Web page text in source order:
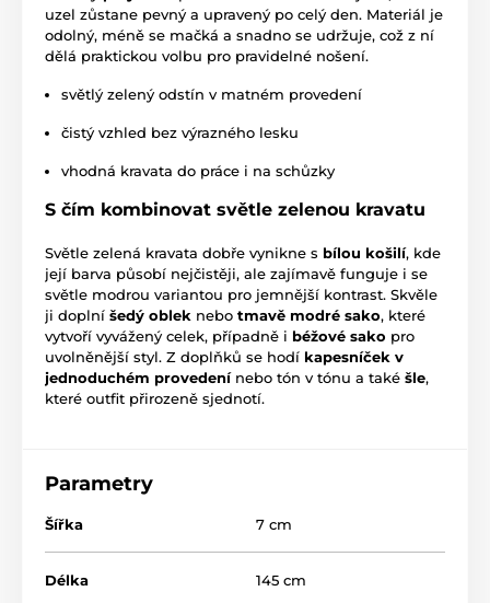
uzel zůstane pevný a upravený po celý den. Materiál je
odolný, méně se mačká a snadno se udržuje, což z ní
dělá praktickou volbu pro pravidelné nošení.
světlý zelený odstín v matném provedení
čistý vzhled bez výrazného lesku
vhodná kravata do práce i na schůzky
S čím kombinovat světle zelenou kravatu
Světle zelená kravata dobře vynikne s bílou košilí, kde
její barva působí nejčistěji, ale zajímavě funguje i se
světle modrou variantou pro jemnější kontrast. Skvěle
ji doplní šedý oblek nebo tmavě modré sako, které
vytvoří vyvážený celek, případně i béžové sako pro
uvolněnější styl. Z doplňků se hodí kapesníček v
jednoduchém provedenínebo tón v tónu a také šle,
které outfit přirozeně sjednotí.
Parametry
Šířka 7 cm
Délka 145 cm